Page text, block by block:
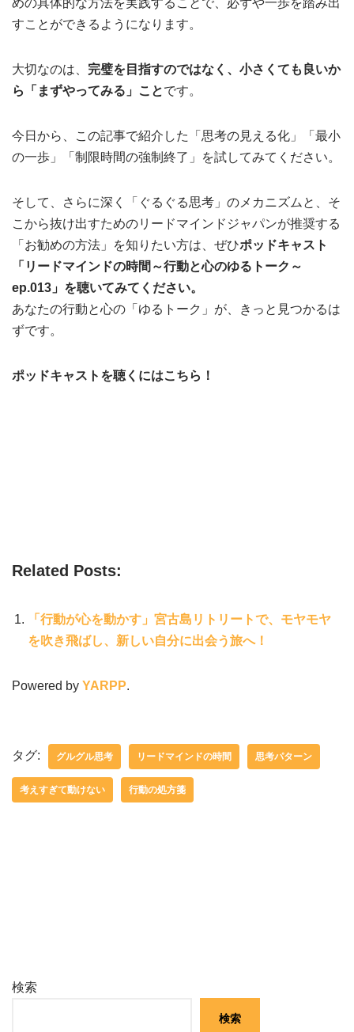
めの具体的な方法を実践することで、必ずや一歩を踏み出
すことができるようになります。
大切なのは、 完璧を目指すのではなく、小さくても良いか
ら「まずやってみる」ことです。
今日から、この記事で紹介した「思考の見える化」「最小
の一歩」「制限時間の強制終了」を試してみてください。
そして、さらに深く「ぐるぐる思考」のメカニズムと、そ
こから抜け出すためのリードマインドジャパンが推奨する
「お勧めの方法」を知りたい方は、ぜひポッドキャスト
「リードマインドの時間～行動と心のゆるトーク～
ep.013」を聴いてみてください。
あなたの行動と心の「ゆるトーク」が、きっと見つかるは
ずです。
ポッドキャストを聴くにはこちら！
Related Posts:
「行動が心を動かす」宮古島リトリートで、モヤモヤ
を吹き飛ばし、新しい自分に出会う旅へ！
Powered by YARPP.
タグ: グルグル思考 リードマインドの時間 思考パターン
考えすぎて動けない 行動の処方箋
検索
検索